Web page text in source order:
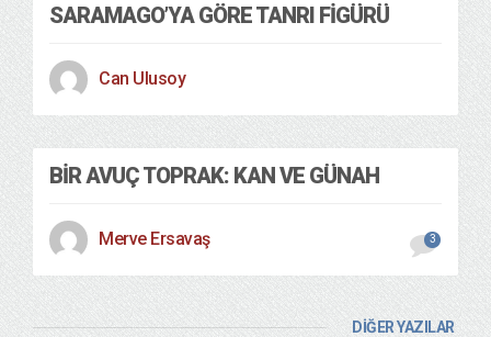
SARAMAGO’YA GÖRE TANRI FIGÜRÜ
Can Ulusoy
BIR AVUÇ TOPRAK: KAN VE GÜNAH
Merve Ersavaş 3
DİĞER YAZILAR